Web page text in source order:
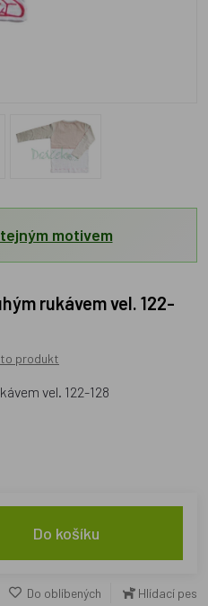
motivem
produkt
vel. 122-128
Do košíku
Do oblíbených Hlídací pes